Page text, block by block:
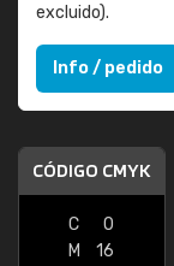
excluido).
Info / pedido
CÓDIGO CMYK
C
0
M
16